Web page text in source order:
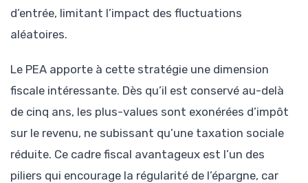
d’entrée, limitant l’impact des fluctuations
aléatoires.
Le PEA apporte à cette stratégie une dimension
fiscale intéressante. Dès qu’il est conservé au-delà
de cinq ans, les plus-values sont exonérées d’impôt
sur le revenu, ne subissant qu’une taxation sociale
réduite. Ce cadre fiscal avantageux est l’un des
piliers qui encourage la régularité de l’épargne, car